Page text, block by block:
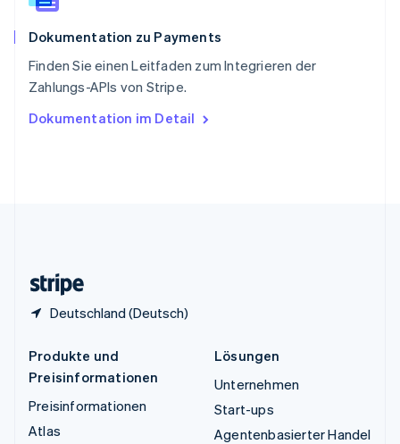
Dokumentation zu Payments
Finden Sie einen Leitfaden zum Integrieren der
Zahlungs-APIs von Stripe.
Dokumentation im Detail
Deutschland (Deutsch)
Thailand
Tschechische Republik
English
English
Produkte und
Preisinformationen
Preisinformationen
Atlas
Lösungen
Unternehmen
Start-ups
Agentenbasierter Handel